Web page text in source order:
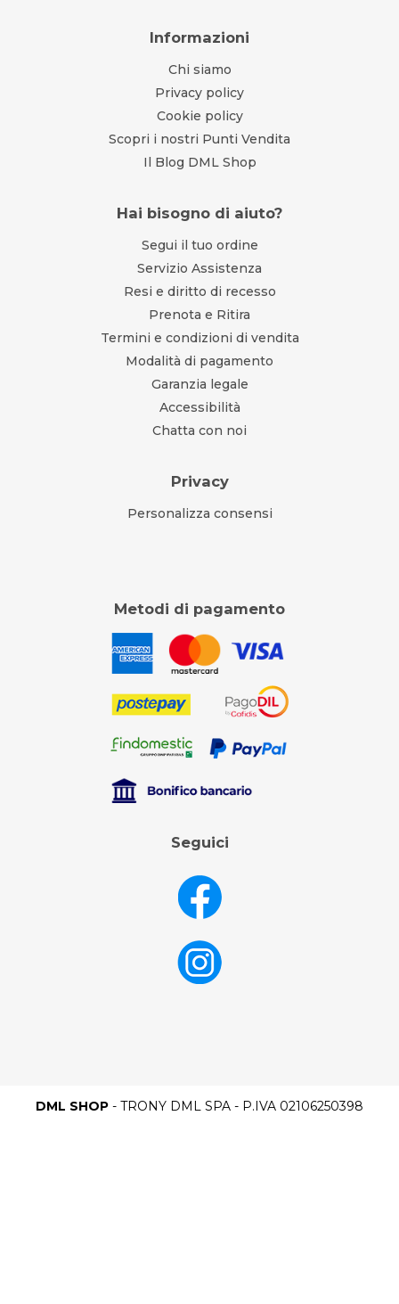
Informazioni
Chi siamo
Privacy policy
Cookie policy
Scopri i nostri Punti Vendita
Il Blog DML Shop
Hai bisogno di aiuto?
Segui il tuo ordine
Servizio Assistenza
Resi e diritto di recesso
Prenota e Ritira
Termini e condizioni di vendita
Modalità di pagamento
Garanzia legale
Accessibilità
Chatta con noi
Privacy
Personalizza consensi
Metodi di pagamento
Seguici
DML SHOP - TRONY DML SPA - P.IVA 02106250398